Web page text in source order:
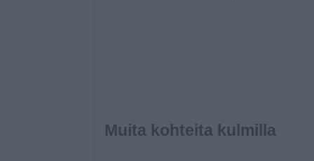
Muita kohteita kulmilla